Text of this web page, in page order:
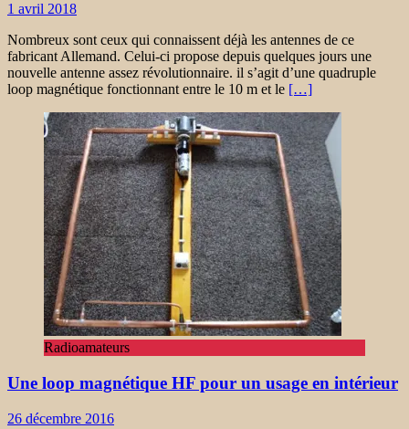
1 avril 2018
Nombreux sont ceux qui connaissent déjà les antennes de ce
fabricant Allemand. Celui-ci propose depuis quelques jours une
nouvelle antenne assez révolutionnaire. il s’agit d’une quadruple
loop magnétique fonctionnant entre le 10 m et le […]
Radioamateurs
Une loop magnétique HF pour un usage en intérieur
26 décembre 2016